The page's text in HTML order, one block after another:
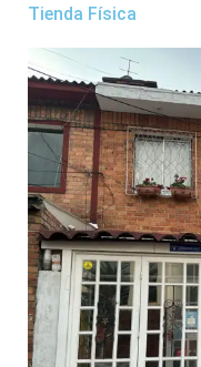
Tienda Física